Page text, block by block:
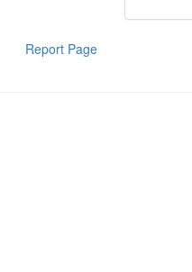
Report Page